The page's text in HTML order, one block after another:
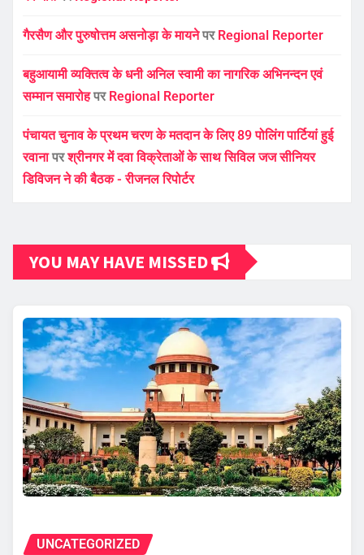
गैरसैण और पुरुषोत्तम असनोड़ा के मायनेपर Regional Reporter
बहुआयामी व्यक्तित्व के धनी अनिल स्वामी का नागरिक अभिनन्दन एवं
सम्मान समारोहपर Regional Reporter
पंचायत चुनाव के प्रथम चरण के मतदान के लिए 89 पोलिंग पार्टियां हुई
रवानापरश्रीनगर में दवा विक्रेताओं के साथ सिविल जज सीनियर
डिविजन ने की बैठक - रीजनल रिपोर्टर
YOU MAY HAVE MISSED
UNCATEGORIZED